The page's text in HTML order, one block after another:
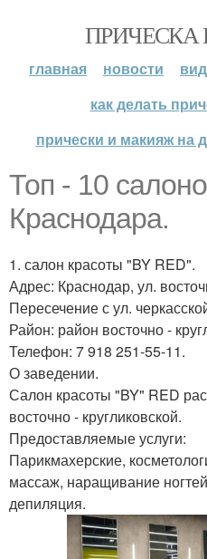
главная новости
как делать
прически и макияж на
Топ - 10
Краснодара.
1. салон красоты "BY RED".
Адрес: Краснодар, ул.
Пересечение с ул.
Район: район восточно -
Телефон: 7 918 251-55-11.
О заведении.
Салон красоты "BY" RED
восточно - кругликовской.
Предоставляемые услуги:
Парикмахерские,
массаж, наращивание
депиляция.